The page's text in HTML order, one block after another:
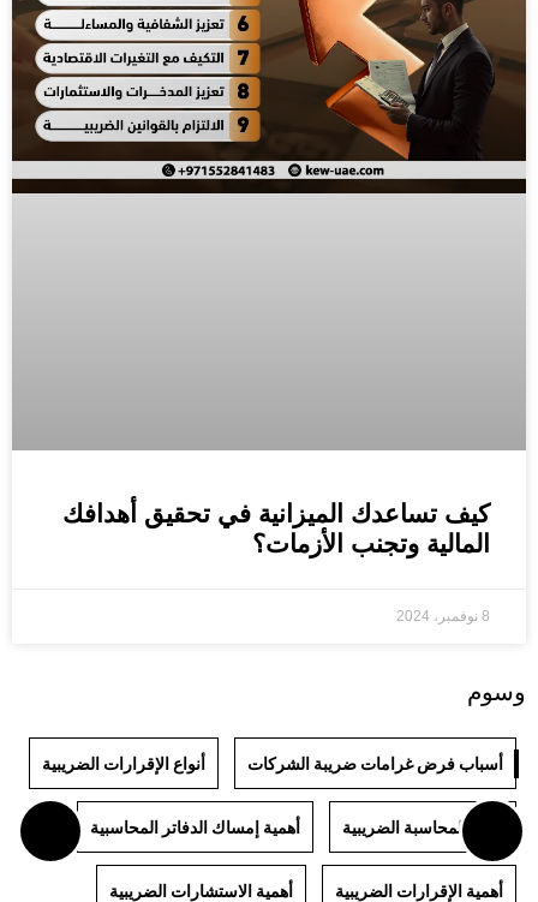
كيف تساعدك الميزانية في تحقيق أهدافك
المالية وتجنب الأزمات؟
8 نوفمبر، 2024
وسوم
أسباب فرض غرامات ضريبة الشركات أنواع الإقرارات الضريبية
أنواع المحاسبة الضريبية أهمية إمساك الدفاتر المحاسبية
أهمية الإقرارات الضريبية أهمية الاستشارات الضريبية